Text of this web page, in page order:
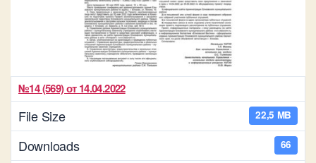
№14 (569) от 14.04.2022
File Size 22,5 MB
Downloads 66